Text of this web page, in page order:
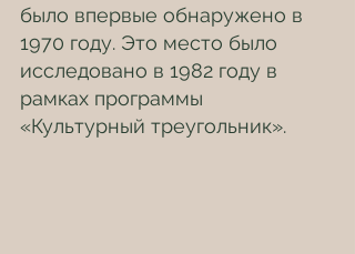
было впервые обнаружено в
1970 году. Это место было
исследовано в 1982 году в
рамках программы
«Культурный треугольник».